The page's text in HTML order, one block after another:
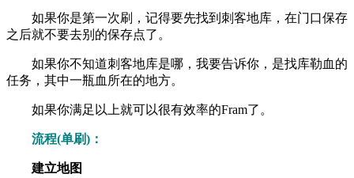
如果你是第一次刷，记得要先找到刺客地库，在门口保存
之后就不要去别的保存点了。
如果你不知道刺客地库是哪，我要告诉你，是找库勒血的
任务，其中一瓶血所在的地方。
如果你满足以上就可以很有效率的Fram了。
流程(单刷)：
建立地图